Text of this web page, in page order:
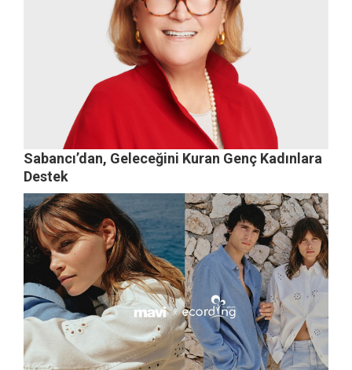
Sabancı’dan, Geleceğini Kuran Genç Kadınlara
Destek